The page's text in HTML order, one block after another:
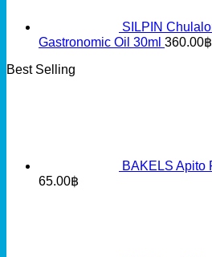
SILPIN
Gastronomic Oil 30ml 360.00฿
Best Selling
BAKELS Apito
65.00฿